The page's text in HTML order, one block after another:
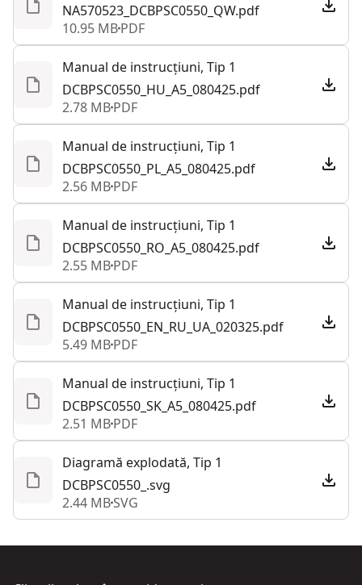
NA570523_DCBPSC0550_QW.pdf
10.95 MBPDF
Manual de instrucțiuni, Tip 1
DCBPSC0550_HU_A5_080425.pdf
2.78 MBPDF
Manual de instrucțiuni, Tip 1
DCBPSC0550_PL_A5_080425.pdf
2.56 MBPDF
Manual de instrucțiuni, Tip 1
DCBPSC0550_RO_A5_080425.pdf
2.55 MBPDF
Manual de instrucțiuni, Tip 1
DCBPSC0550_EN_RU_UA_020325.pdf
5.49 MBPDF
Manual de instrucțiuni, Tip 1
DCBPSC0550_SK_A5_080425.pdf
2.51 MBPDF
Diagramă explodată, Tip 1
DCBPSC0550_.svg
2.44 MBSVG